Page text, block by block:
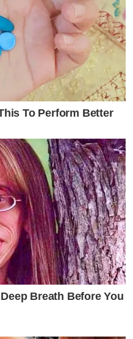
To Perform Better
Breath Before You